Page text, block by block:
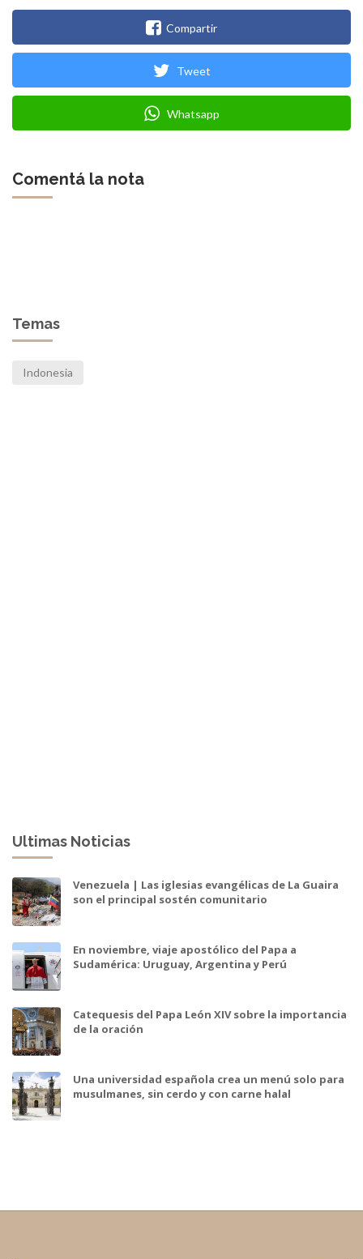
Compartir
Tweet
Whatsapp
Comentá la nota
Temas
Indonesia
Ultimas Noticias
Venezuela | Las iglesias evangélicas de La Guaira
son el principal sostén comunitario
En noviembre, viaje apostólico del Papa a
Sudamérica: Uruguay, Argentina y Perú
Catequesis del Papa León XIV sobre la importancia
de la oración
Una universidad española crea un menú solo para
musulmanes, sin cerdo y con carne halal